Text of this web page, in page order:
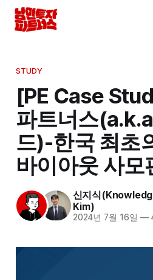
STUDY
[PE Case
파트너스
드)-한국 최초
바이아웃 사모
신지식
Kim)
2024년 7월 16일 —